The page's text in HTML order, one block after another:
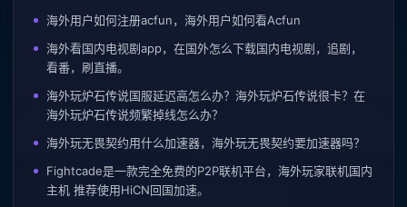
海外用户如何注册acfun，海外用户如何看Acfun
海外看国内电视剧app，在国外怎么下载国内电视剧，追剧，
看番，刷直播。
海外玩炉石传说国服延迟高怎么办？海外玩炉石传说很卡？在
海外玩炉石传说频繁掉线怎么办？
海外玩无畏契约用什么加速器，海外玩无畏契约要加速器吗？
Fightcade是一款完全免费的P2P联机平台，海外玩家联机国内
主机 推荐使用HiCN回国加速。